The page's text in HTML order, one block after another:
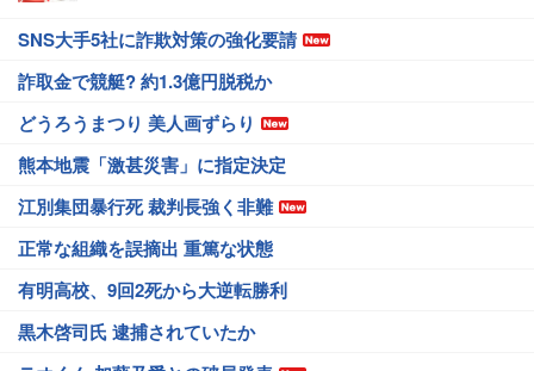
SNS大手5社に詐欺対策の強化要請
詐取金で競艇? 約1.3億円脱税か
どうろうまつり 美人画ずらり
熊本地震「激甚災害」に指定決定
江別集団暴行死 裁判長強く非難
正常な組織を誤摘出 重篤な状態
有明高校、9回2死から大逆転勝利
黒木啓司氏 逮捕されていたか